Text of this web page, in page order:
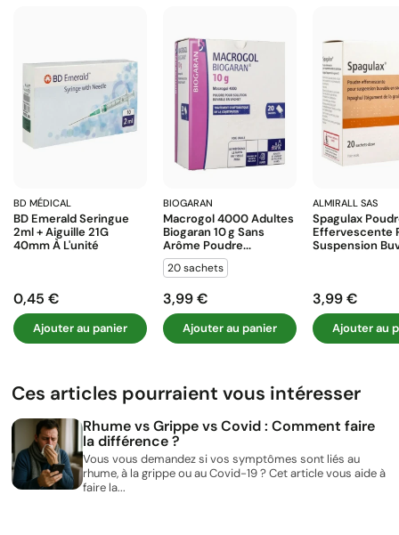
BD MÉDICAL
BD Emerald Seringue
2ml + Aiguille 21G
40mm À L'unité
Prix
0,45 €
Ajouter au panier
BIOGARAN
Macrogol 4000 Adultes
Biogaran 10 G Sans
Arôme Poudre...
20 sachets
Prix
3,99 €
Ajouter au panier
ALMIRALL SAS
Spagulax
Effervescente
Suspension
Prix
3,99 €
Ajouter au
Ces articles pourraient vous intéresser
Rhume vs Grippe vs Covid : Comment faire
la différence ?
Vous vous demandez si vos symptômes sont liés au
rhume, à la grippe ou au Covid-19 ? Cet article vous aide à
faire la...